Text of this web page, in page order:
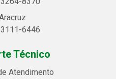
6446
Técnico
Atendimento